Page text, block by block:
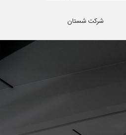
شرکت شستان